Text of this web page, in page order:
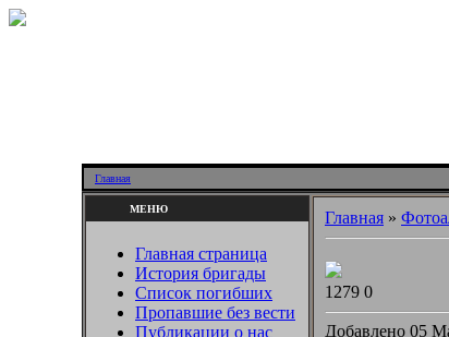
Главная
МЕНЮ
Главная страница
История бригады
Список погибших
Пропавшие без вести
Публикации о нас
Главная »
1279 0
Добавлено 05